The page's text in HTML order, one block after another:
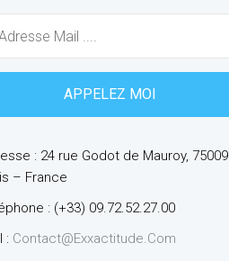
: 24 rue Godot de Mauroy, 75009
– France
: (+33) 09.72.52.27.00
: Contact@exxactitude.com